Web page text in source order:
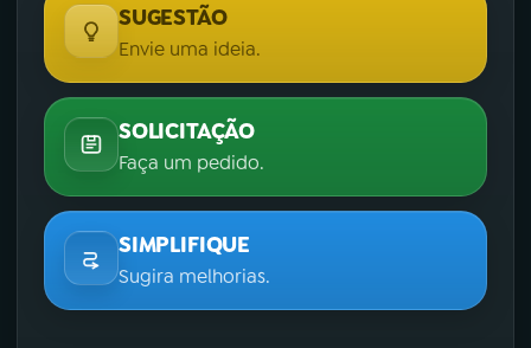
SUGESTÃO
Envie uma ideia.
SOLICITAÇÃO
Faça um pedido.
SIMPLIFIQUE
Sugira melhorias.